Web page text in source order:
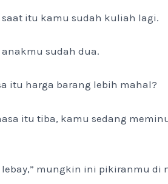
itu kamu sudah kuliah lagi.
sudah dua.
itu harga barang lebih mahal?
itu tiba, kamu sedang
lebay,” mungkin ini pikiranmu